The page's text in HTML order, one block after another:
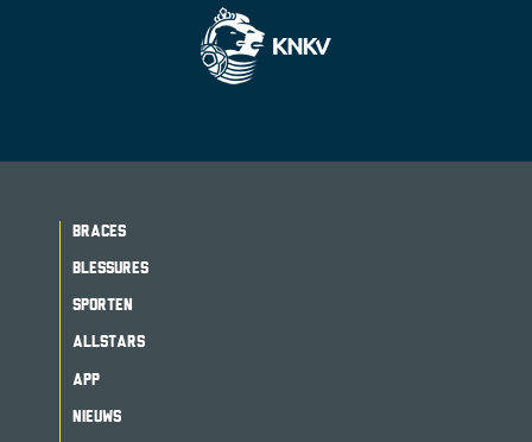
BRACES
BLESSURES
SPORTEN
ALLSTARS
APP
NIEUWS